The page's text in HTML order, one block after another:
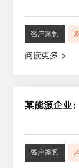
客户案例
阅读更多
某能源企业
客户案例